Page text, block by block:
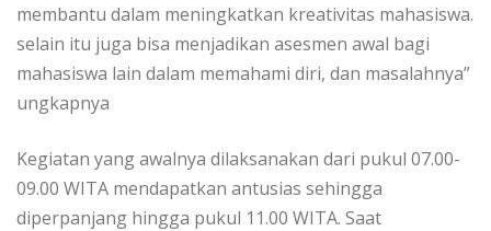
membantu dalam meningkatkan kreativitas mahasiswa.
selain itu juga bisa menjadikan asesmen awal bagi
mahasiswa lain dalam memahami diri, dan masalahnya”
ungkapnya
Kegiatan yang awalnya dilaksanakan dari pukul 07.00-
09.00 WITA mendapatkan antusias sehingga
diperpanjang hingga pukul 11.00 WITA. Saat